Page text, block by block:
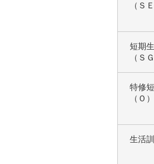
（ＳＥ
短期
（ＳＧ
特修
（Ｏ）
生活